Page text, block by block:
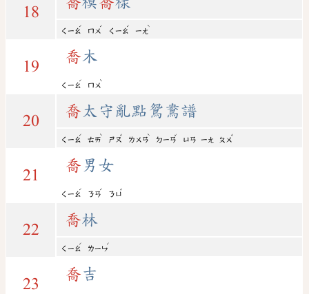
18
ㄑㄧㄠ
ˊ
ㄇㄨ
ˊ
ㄑㄧㄠ
ˊ
ㄧㄤ
ˋ
19
喬木
ㄑㄧㄠ
ˊ
ㄇㄨ
ˋ
20
喬 太守亂點鴛鴦譜
ㄑㄧㄠ
ˊ
ㄊㄞ
ˋ
ㄕㄡ
ˇ
ㄌㄨㄢ
ˋ
ㄉㄧㄢ
ˇ
ㄩㄢ ㄧㄤ ㄆㄨ
ˇ
21
喬 男女
ㄑㄧㄠ
ˊ
ㄋㄢ
ˊ
ㄋㄩ
ˇ
22
喬林
ㄑㄧㄠ
ˊ
ㄌㄧㄣ
ˊ
23
喬吉